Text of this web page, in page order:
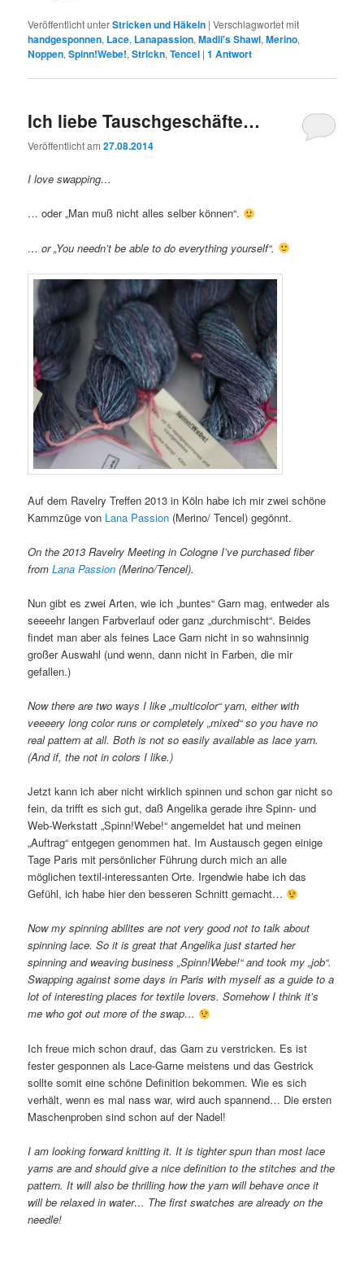
Veröffentlicht unterStricken und Häkeln |Verschlagwortet mit
handgesponnen, Lace, Lanapassion,Madli's Shawl,Merino,
Noppen,Spinn!Webe!,Strickn,Tencel |1 Antwort
Ich liebe Tauschgeschäfte…
Veröffentlicht am27.08.2014
I love swapping…
… oder „Man muß nicht alles selber können“.
… or „You needn’t be able to do everything yourself“.
Auf dem Ravelry Treffen 2013 in Köln habe ich mir zwei schöne
Kammzüge von Lana Passion (Merino/ Tencel) gegönnt.
On the 2013 Ravelry Meeting in Cologne I’ve purchased fiber
fromLana Passion (Merino/Tencel).
Nun gibt es zwei Arten, wie ich „buntes“ Garn mag, entweder als
seeeehr langen Farbverlauf oder ganz „durchmischt“. Beides
findet man aber als feines Lace Garn nicht in so wahnsinnig
großer Auswahl (und wenn, dann nicht in Farben, die mir
gefallen.)
Now there are two ways I like „multicolor“ yarn, either with
veeeery long color runs or completely „mixed“ so you have no
real pattern at all. Both is not so easily available as lace yarn.
(And if, the not in colors I like.)
Jetzt kann ich aber nicht wirklich spinnen und schon gar nicht so
fein, da trifft es sich gut, daß Angelika gerade ihre Spinn- und
Web-Werkstatt „Spinn!Webe!“ angemeldet hat und meinen
„Auftrag“ entgegen genommen hat. Im Austausch gegen einige
Tage Paris mit persönlicher Führung durch mich an alle
möglichen textil-interessanten Orte. Irgendwie habe ich das
Gefühl, ich habe hier den besseren Schnitt gemacht…
Now my spinning abilites are not very good not to talk about
spinning lace. So it is great that Angelika just started her
spinning and weaving business „Spinn!Webe!“ and took my „job“.
Swapping against some days in Paris with myself as a guide to a
lot of interesting places for textile lovers. Somehow I think it’s
me who got out more of the swap…
Ich freue mich schon drauf, das Garn zu verstricken. Es ist
fester gesponnen als Lace-Garne meistens und das Gestrick
sollte somit eine schöne Definition bekommen. Wie es sich
verhält, wenn es mal nass war, wird auch spannend… Die ersten
Maschenproben sind schon auf der Nadel!
I am looking forward knitting it. It is tighter spun than most lace
yarns are and should give a nice definition to the stitches and the
pattern. It will also be thrilling how the yarn will behave once it
will be relaxed in water… The first swatches are already on the
needle!